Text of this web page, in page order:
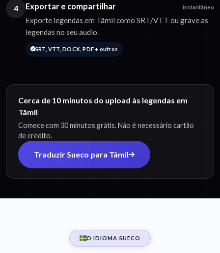
4 Exportar e compartilhar Instantâneo
Exporte legendas em Tâmil como SRT/VTT ou grave as
legendas no seu audio.
SRT, VTT, DOCX, PDF + outros
Cerca de 10 minutos do upload às legendas em
Tâmil
Comece com 30 minutos grátis. Não é necessário cartão
de crédito.
Traduzir Sueco para Tâmil
O IDIOMA SUECO